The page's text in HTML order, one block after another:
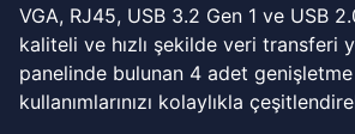
VGA, RJ45, USB 3.2 Gen 1 ve USB
kaliteli ve hızlı şekilde veri transferi
panelinde bulunan 4 adet genişletme
kullanımlarınızı kolaylıkla